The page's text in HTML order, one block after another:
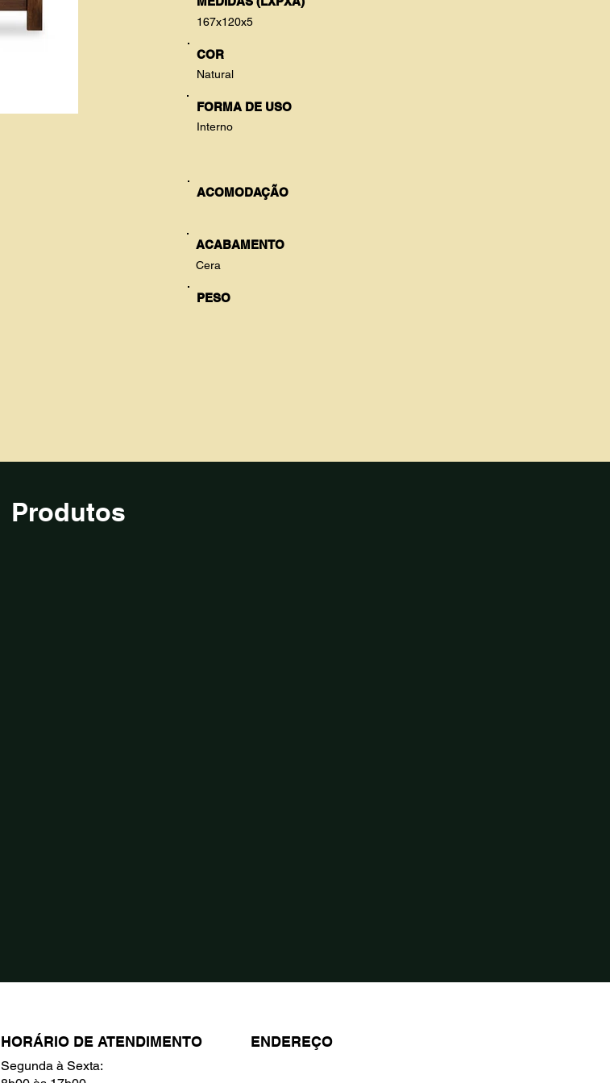
167x120x5
COR
Natural
FORMA DE USO
Interno
ACOMODAÇÃO
ACABAMENTO
Cera
PESO
Produtos
HORÁRIO DE ATENDIMENTO
Segunda à Sexta:
ENDEREÇO